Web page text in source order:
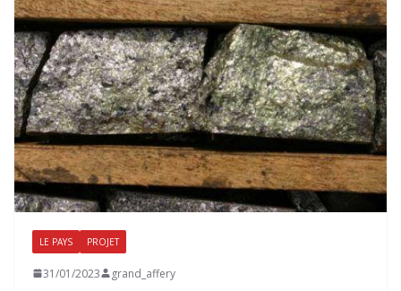
LE PAYS PROJET
31/01/2023 grand_affery